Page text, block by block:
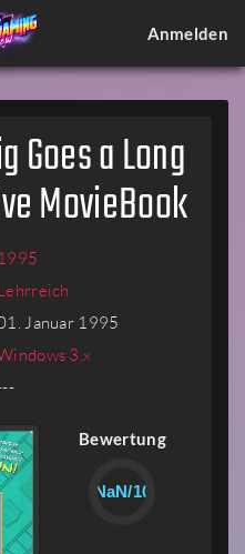
Anmelden
Goes a Long
MovieBook
1995
Januar 1995
3.x
Bewertung
NaN/10